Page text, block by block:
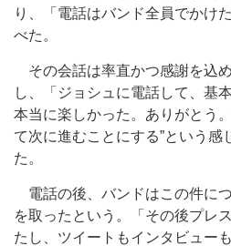
り、「電話はバンド全員でかけ
べた。
その会話は率直かつ感謝を込
し、「ジョシュに電話して、基
本当に楽しかった。ありがとう
て次に進むことにする”という感
た。
電話の後、バンドはこの件に
を取ったという。「その後プレ
たし、ツイートもインタビュー